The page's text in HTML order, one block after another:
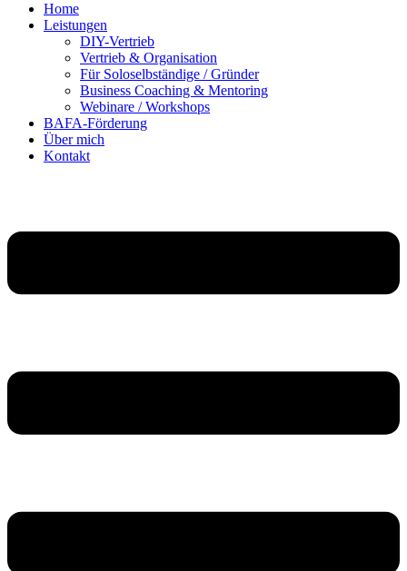
Home
Leistungen
DIY-Vertrieb
Vertrieb & Organisation
Für Soloselbständige / Gründer
Business Coaching & Mentoring
Webinare / Workshops
BAFA-Förderung
Über mich
Kontakt